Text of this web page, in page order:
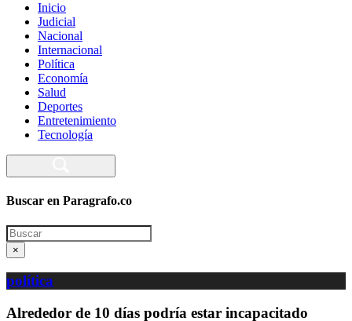
Inicio
Judicial
Nacional
Internacional
Política
Economía
Salud
Deportes
Entretenimiento
Tecnología
Buscar en Paragrafo.co
Search
×
política
Alrededor de 10 días podría estar incapacitado